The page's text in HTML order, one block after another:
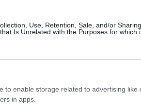
Use, Retention, Sale, and/or Sharing
Is Unrelated with the Purposes for which
to enable storage related to advertising like
in apps.
aki visszanéz”